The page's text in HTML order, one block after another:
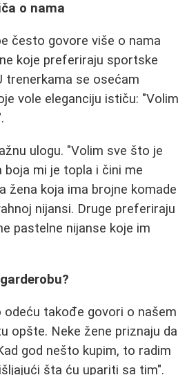
o nama
često govore više o nama
koje preferiraju sportske
trenerkama se osećam
vole eleganciju ističu: "Volim
ulogu. "Volim sve što je
mi je topla i čini me
žena koja ima brojne komade
nijansi. Druge preferiraju
pastelne nijanse koje im
odeću takođe govori o našem
opšte. Neke žene priznaju da
god nešto kupim, to radim
šta ću upariti sa tim".